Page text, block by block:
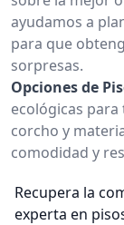
ayudamos a
para que
sorpresas.
Opciones de
ecológicas
corcho y
comodidad y
Recupera la
experta en